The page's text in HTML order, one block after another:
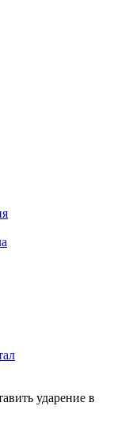
ударение в